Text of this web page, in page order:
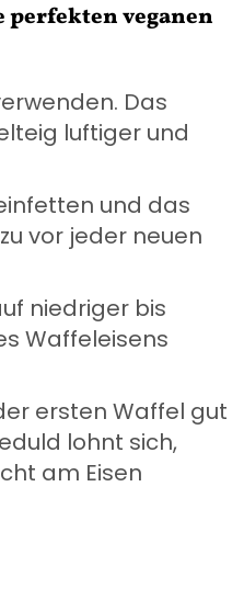
veganen
Das
luftiger und
und das
vor jeder neuen
niedriger bis
Waffeleisens
ersten Waffel gut
lohnt sich,
am Eisen